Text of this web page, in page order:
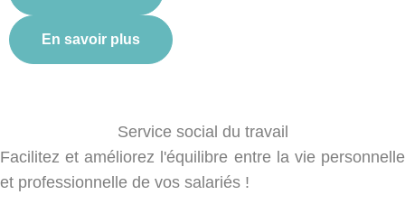
En savoir plus
Service social du travail
Facilitez et améliorez l'équilibre entre la vie personnelle
et professionnelle de vos salariés !